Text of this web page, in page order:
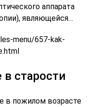
аппарата
являющейся…
menu/657-kak-
в старости
в пожилом возрасте